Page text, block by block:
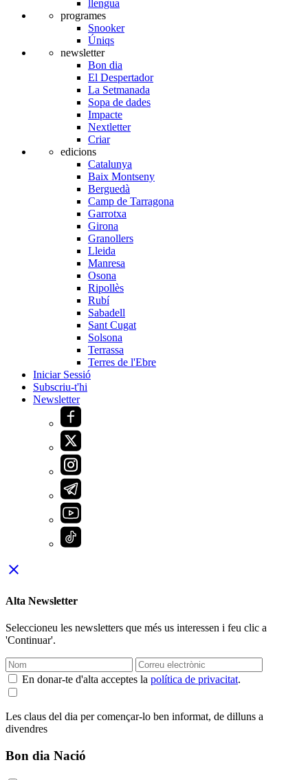
llengua
programes
Snooker
Úniqs
newsletter
Bon dia
El Despertador
La Setmanada
Sopa de dades
Impacte
Nextletter
Criar
edicions
Catalunya
Baix Montseny
Berguedà
Camp de Tarragona
Garrotxa
Girona
Granollers
Lleida
Manresa
Osona
Ripollès
Rubí
Sabadell
Sant Cugat
Solsona
Terrassa
Terres de l'Ebre
Iniciar Sessió
Subscriu-t'hi
Newsletter
close
Alta Newsletter
Seleccioneu les newsletters que més us interessen i feu clic a
'Continuar'.
En donar-te d'alta acceptes la política de privacitat.
Les claus del dia per començar-lo ben informat, de dilluns a
divendres
Bon dia Nació